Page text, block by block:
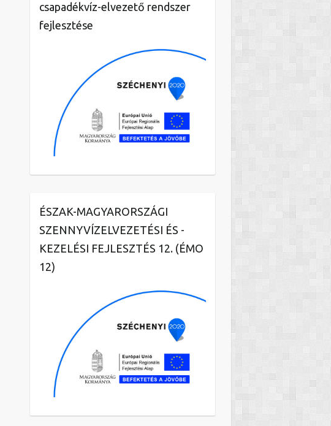
csapadékvíz-elvezető rendszer
fejlesztése
ÉSZAK-MAGYARORSZÁGI
SZENNYVÍZELVEZETÉSI ÉS -
KEZELÉSI FEJLESZTÉS 12. (ÉMO
12)